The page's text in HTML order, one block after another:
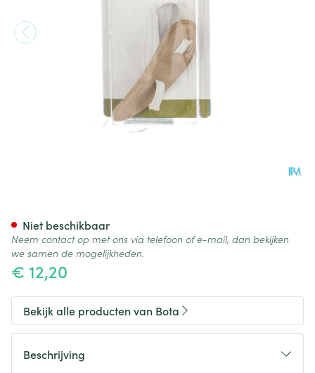
€ 12,20
Niet beschikbaar
Neem contact op met ons via telefoon of e-mail, dan bekijken
we samen de mogelijkheden.
Bekijk alle producten van Bota
Beschrijving